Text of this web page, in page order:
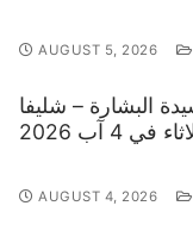
AUGUST 5, 2026
AUGUST 4, 2026